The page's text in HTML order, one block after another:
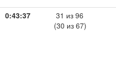
0:43:37
31 из 96
(30 из 67)